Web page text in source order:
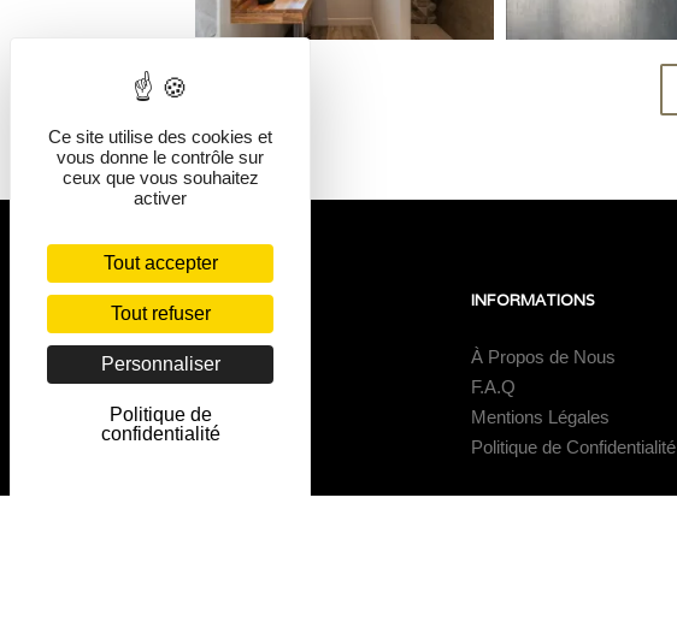
NOUS TROUVER
Au Coeur Du Village
1 place de la Mairie
62170
Saint-Aubin
INFORMATIONS
À Propos de Nous
F.A.Q
Mentions Légales
Politique de Confidentialité
Ce site utilise des cookies et
vous donne le contrôle sur
ceux que vous souhaitez
activer
Tout accepter
Tout refuser
Personnaliser
Politique de
confidentialité